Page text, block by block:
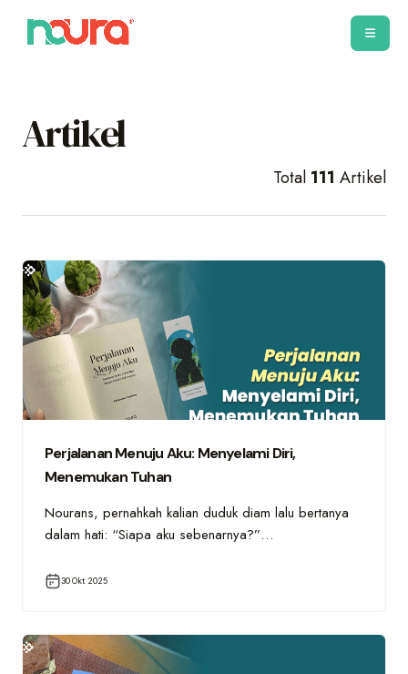
Artikel
Total 111 Artikel
Perjalanan Menuju Aku: Menyelami Diri,
Menemukan Tuhan
Nourans, pernahkah kalian duduk diam lalu bertanya
dalam hati: “Siapa aku sebenarnya?”…
30 Okt 2025